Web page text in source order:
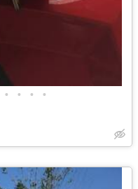
• • • •